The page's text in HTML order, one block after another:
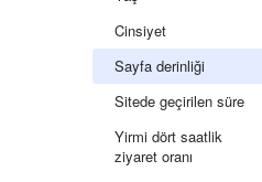
Cinsiyet
Sayfa derinliği
Sitede geçirilen süre
Yirmi dört saatlik
ziyaret oranı